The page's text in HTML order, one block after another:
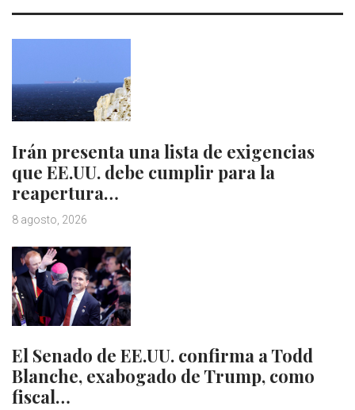
Irán presenta una lista de exigencias
que EE.UU. debe cumplir para la
reapertura…
8 agosto, 2026
El Senado de EE.UU. confirma a Todd
Blanche, exabogado de Trump, como
fiscal…